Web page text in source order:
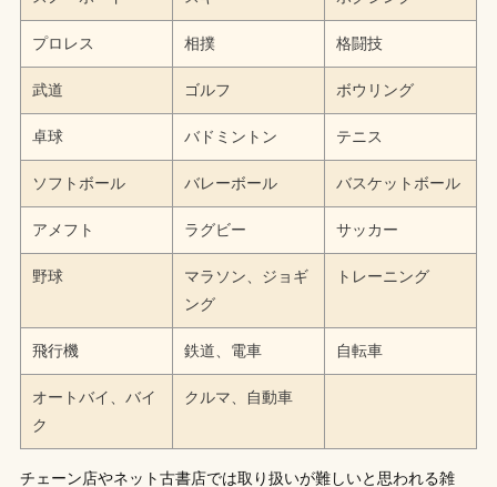
プロレス 相撲 格闘技
武道 ゴルフ ボウリング
卓球 バドミントン テニス
ソフトボール バレーボール バスケットボール
アメフト ラグビー サッカー
野球
マラソン、ジョギ
ング
トレーニング
飛行機 鉄道、電車 自転車
オートバイ、バイ
ク
クルマ、自動車
チェーン店やネット古書店では取り扱いが難しいと思われる雑